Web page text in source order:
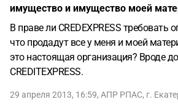
имущество и имущество моей
В праве ли CREDEXPRESS требовать
что продадут все у меня и моей
это настоящая организация? Вроде
CREDITEXPRESS.
29 апреля 2013, 16:59, АПР РПАС, г.